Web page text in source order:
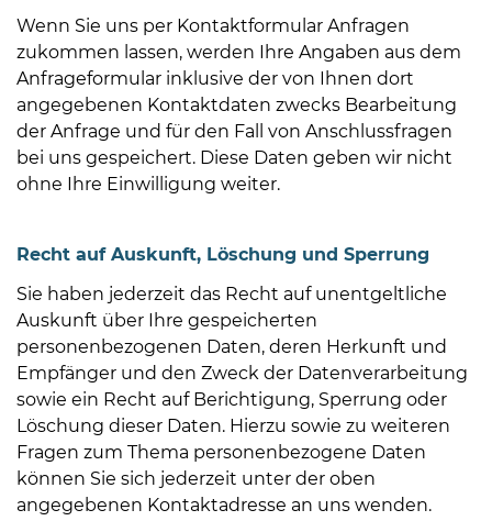
Wenn Sie uns per Kontaktformular Anfragen
zukommen lassen, werden Ihre Angaben aus dem
Anfrageformular inklusive der von Ihnen dort
angegebenen Kontaktdaten zwecks Bearbeitung
der Anfrage und für den Fall von Anschlussfragen
bei uns gespeichert. Diese Daten geben wir nicht
ohne Ihre Einwilligung weiter.
Recht auf Auskunft, Löschung und Sperrung
Sie haben jederzeit das Recht auf unentgeltliche
Auskunft über Ihre gespeicherten
personenbezogenen Daten, deren Herkunft und
Empfänger und den Zweck der Datenverarbeitung
sowie ein Recht auf Berichtigung, Sperrung oder
Löschung dieser Daten. Hierzu sowie zu weiteren
Fragen zum Thema personenbezogene Daten
können Sie sich jederzeit unter der oben
angegebenen Kontaktadresse an uns wenden.